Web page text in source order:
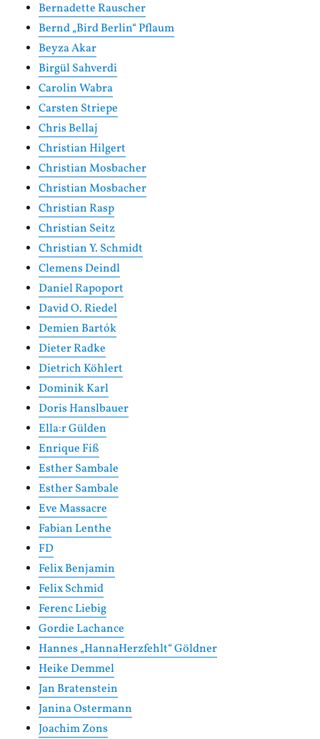
Bernadette Rauscher
Bernd „Bird Berlin“ Pflaum
Beyza Akar
Birgül Sahverdi
Carolin Wabra
Carsten Striepe
Chris Bellaj
Christian Hilgert
Christian Mosbacher
Christian Mosbacher
Christian Rasp
Christian Seitz
Christian Y. Schmidt
Clemens Deindl
Daniel Rapoport
David O. Riedel
Demien Bartók
Dieter Radke
Dietrich Köhlert
Dominik Karl
Doris Hanslbauer
Ella:r Gülden
Enrique Fiß
Esther Sambale
Esther Sambale
Eve Massacre
Fabian Lenthe
FD
Felix Benjamin
Felix Schmid
Ferenc Liebig
Gordie Lachance
Hannes „HannaHerzfehlt“ Göldner
Heike Demmel
Jan Bratenstein
Janina Ostermann
Joachim Zons